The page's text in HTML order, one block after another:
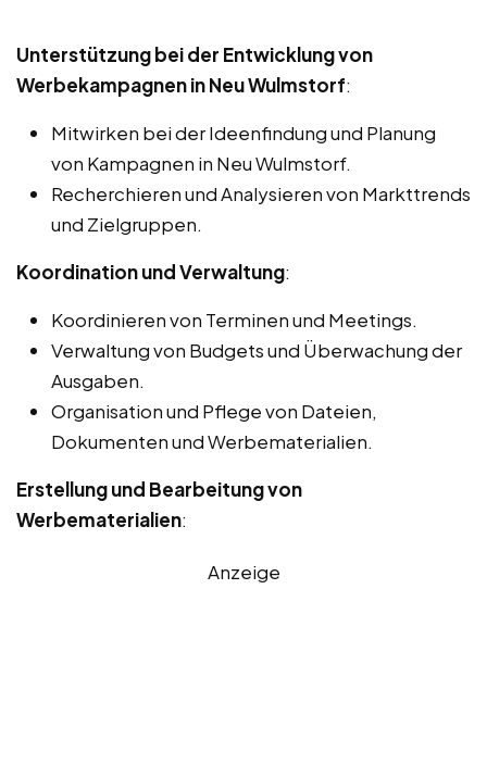
Unterstützung bei der Entwicklung von
Werbekampagnen in Neu Wulmstorf:
Mitwirken bei der Ideenfindung und Planung
von Kampagnen in Neu Wulmstorf.
Recherchieren und Analysieren von Markttrends
und Zielgruppen.
Koordination und Verwaltung:
Koordinieren von Terminen und Meetings.
Verwaltung von Budgets und Überwachung der
Ausgaben.
Organisation und Pflege von Dateien,
Dokumenten und Werbematerialien.
Erstellung und Bearbeitung von
Werbematerialien:
Anzeige